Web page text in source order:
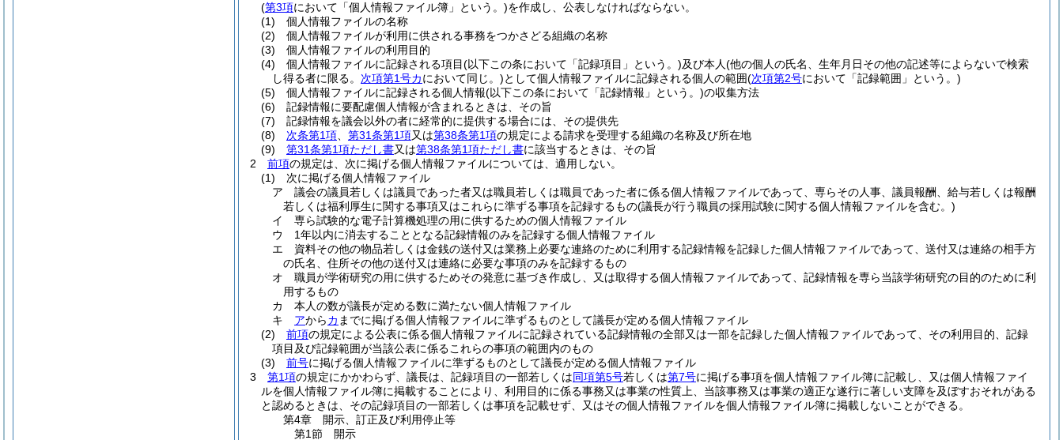
(第3項において「個人情報ファイル簿」という。)を作成し、公表しなければならない。
(1)
個人情報ファイルの名称
(2)
個人情報ファイルが利用に供される事務をつかさどる組織の名称
(3)
個人情報ファイルの利用目的
(4)
個人情報ファイルに記録される項目(以下この条において「記録項目」という。)及び本人(他の個人の氏名、生年月日その他の記述等によらないで検索
し得る者に限る。 次項第1号カにおいて同じ。)として個人情報ファイルに記録される個人の範囲(次項第2号において「記録範囲」という。)
(5)
個人情報ファイルに記録される個人情報(以下この条において「記録情報」という。)の収集方法
(6)
記録情報に要配慮個人情報が含まれるときは、その旨
(7)
記録情報を議会以外の者に経常的に提供する場合には、その提供先
(8)
次条第1項 第31条第1項又は第38条第1項の規定による請求を受理する組織の名称及び所在地
(9)
第31条第1項ただし書又は第38条第1項ただし書に該当するときは、その旨
2
前項の規定は、次に掲げる個人情報ファイルについては、適用しない。
(1)
次に掲げる個人情報ファイル
ア
議会の議員若しくは議員であった者又は職員若しくは職員であった者に係る個人情報ファイルであって、専らその人事、議員報酬、給与若しくは報酬
若しくは福利厚生に関する事項又はこれらに準ずる事項を記録するもの(議長が行う職員の採用試験に関する個人情報ファイルを含む。)
イ
専ら試験的な電子計算機処理の用に供するための個人情報ファイル
ウ
1年以内に消去することとなる記録情報のみを記録する個人情報ファイル
エ
資料その他の物品若しくは金銭の送付又は業務上必要な連絡のために利用する記録情報を記録した個人情報ファイルであって、送付又は連絡の相手方
の氏名、住所その他の送付又は連絡に必要な事項のみを記録するもの
オ
職員が学術研究の用に供するためその発意に基づき作成し、又は取得する個人情報ファイルであって、記録情報を専ら当該学術研究の目的のために利
用するもの
カ
本人の数が議長が定める数に満たない個人情報ファイル
キ
アからカ までに掲げる個人情報ファイルに準ずるものとして議長が定める個人情報ファイル
(2)
前項の規定による公表に係る個人情報ファイルに記録されている記録情報の全部又は一部を記録した個人情報ファイルであって、その利用目的、記録
項目及び記録範囲が当該公表に係るこれらの事項の範囲内のもの
(3)
前号に掲げる個人情報ファイルに準ずるものとして議長が定める個人情報ファイル
3
第1項の規定にかかわらず、議長は、記録項目の一部若しくは同項第5号若しくは第7号に掲げる事項を個人情報ファイル簿に記載し、又は個人情報ファイ
ルを個人情報ファイル簿に掲載することにより、利用目的に係る事務又は事業の性質上、当該事務又は事業の適正な遂行に著しい支障を及ぼすおそれがある
と認めるときは、その記録項目の一部若しくは事項を記載せず、又はその個人情報ファイルを個人情報ファイル簿に掲載しないことができる。
第4章
開示、訂正及び利用停止等
第1節
開示